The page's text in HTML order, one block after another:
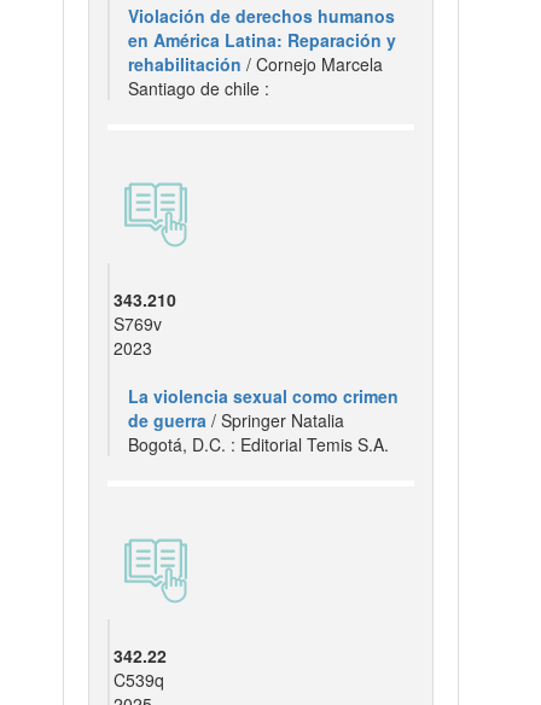
Violación de derechos humanos
en América Latina: Reparación y
rehabilitación / Cornejo Marcela
Santiago de chile :
343.210
S769v
2023
La violencia sexual como crimen
de guerra / Springer Natalia
Bogotá, D.C. : Editorial Temis S.A.
342.22
C539q